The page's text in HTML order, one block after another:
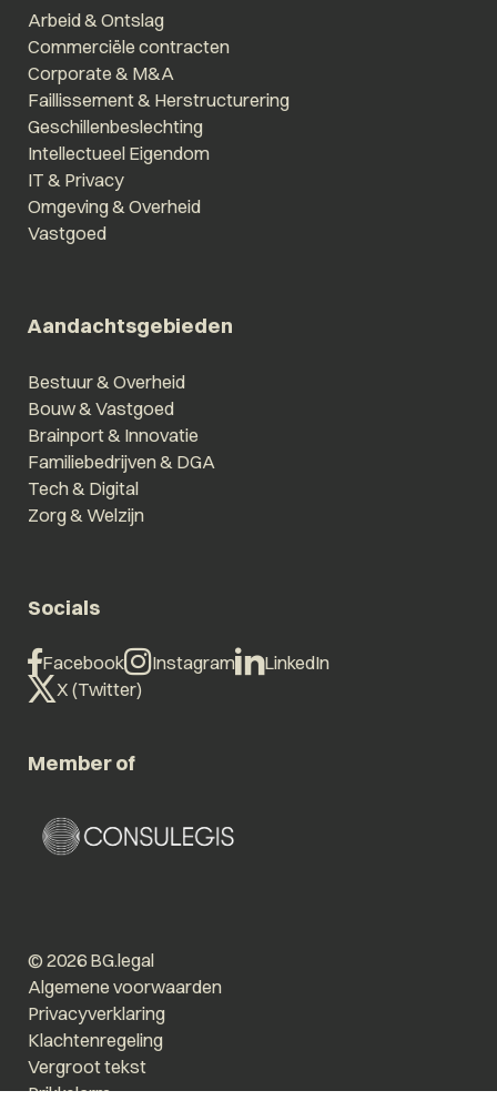
Arbeid & Ontslag
Commerciële contracten
Corporate & M&A
Faillissement & Herstructurering
Geschillenbeslechting
Intellectueel Eigendom
IT & Privacy
Omgeving & Overheid
Vastgoed
Aandachtsgebieden
Bestuur & Overheid
Bouw & Vastgoed
Brainport & Innovatie
Familiebedrijven & DGA
Tech & Digital
Zorg & Welzijn
Socials
Facebook Instagram
LinkedIn
X (Twitter)
Member of
© 2026 BG.legal
Algemene voorwaarden
Privacyverklaring
Klachtenregeling
Vergroot tekst
Prikkelarm